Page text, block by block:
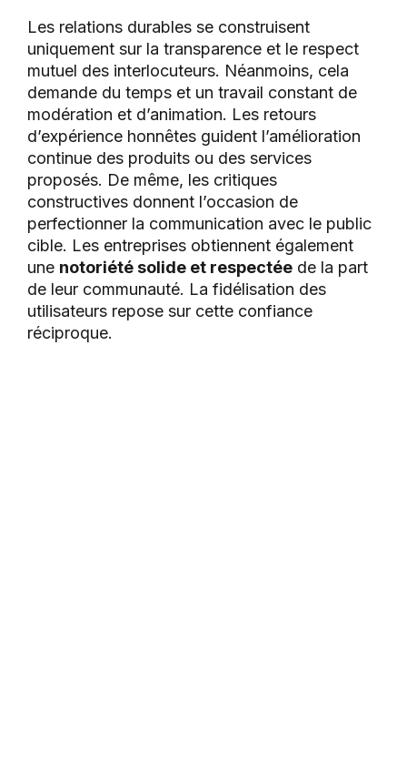
Les relations durables se construisent
uniquement sur la transparence et le respect
mutuel des interlocuteurs. Néanmoins, cela
demande du temps et un travail constant de
modération et d’animation. Les retours
d’expérience honnêtes guident l’amélioration
continue des produits ou des services
proposés. De même, les critiques
constructives donnent l’occasion de
perfectionner la communication avec le public
cible. Les entreprises obtiennent également
une notoriété solide et respectée de la part
de leur communauté. La fidélisation des
utilisateurs repose sur cette confiance
réciproque.